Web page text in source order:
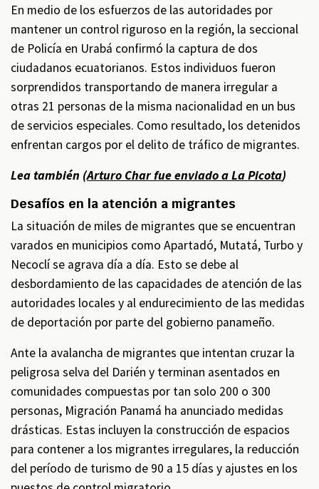
En medio de los esfuerzos de las autoridades por
mantener un control riguroso en la región, la seccional
de Policía en Urabá confirmó la captura de dos
ciudadanos ecuatorianos. Estos individuos fueron
sorprendidos transportando de manera irregular a
otras 21 personas de la misma nacionalidad en un bus
de servicios especiales. Como resultado, los detenidos
enfrentan cargos por el delito de tráfico de migrantes.
Lea también (Arturo Char fue enviado a La Picota)
Desafíos en la atención a migrantes
La situación de miles de migrantes que se encuentran
varados en municipios como Apartadó, Mutatá, Turbo y
Necoclí se agrava día a día. Esto se debe al
desbordamiento de las capacidades de atención de las
autoridades locales y al endurecimiento de las medidas
de deportación por parte del gobierno panameño.
Ante la avalancha de migrantes que intentan cruzar la
peligrosa selva del Darién y terminan asentados en
comunidades compuestas por tan solo 200 o 300
personas, Migración Panamá ha anunciado medidas
drásticas. Estas incluyen la construcción de espacios
para contener a los migrantes irregulares, la reducción
del período de turismo de 90 a 15 días y ajustes en los